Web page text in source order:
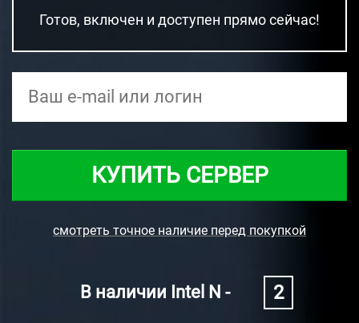
Готов, включен и доступен прямо сейчас!
КУПИТЬ СЕРВЕР
смотреть точное наличие перед покупкой
В наличии Intel N - 2